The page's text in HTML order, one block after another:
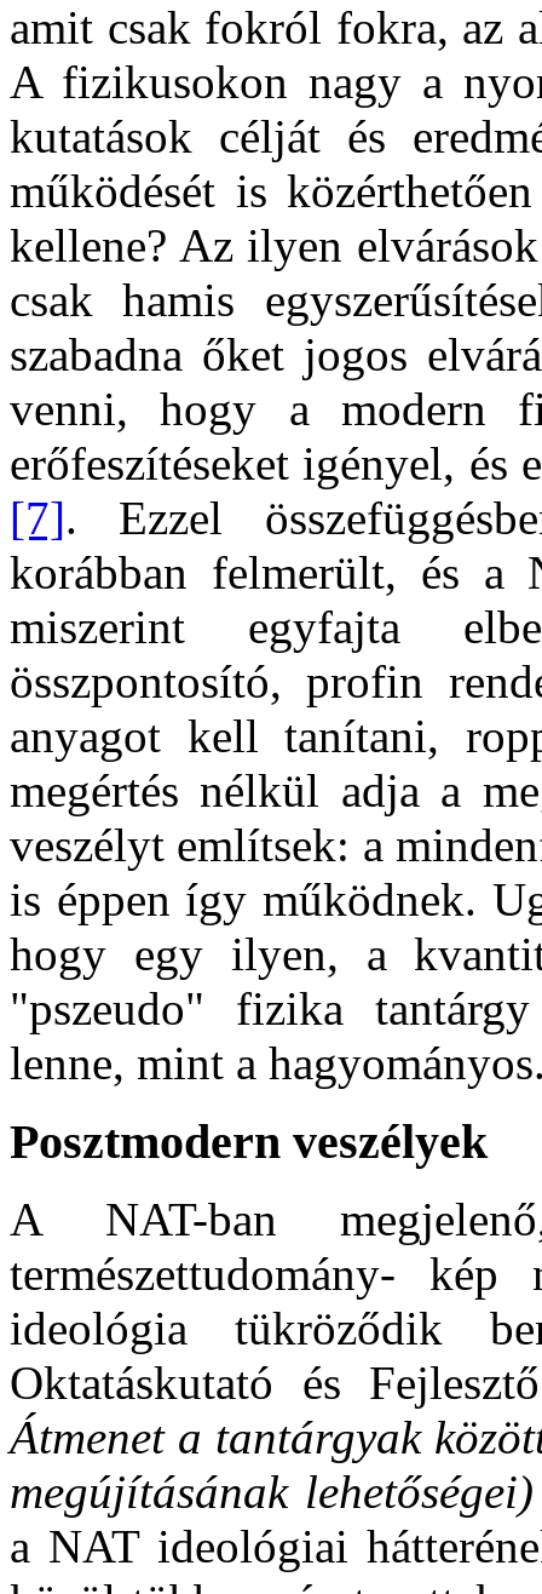
amit csak fokról fokra, az
A fizikusokon nagy a
kutatások célját és
működését is
kellene? Az ilyen
csak hamis
szabadna őket jogos
venni, hogy a modern
erőfeszítéseket igényel, és
[7]. Ezzel
korábban felmerült, és a
miszerint egyfajta
összpontosító, profin
anyagot kell tanítani,
megértés nélkül adja a
veszélyt említsek: a
is éppen így működnek.
hogy egy ilyen, a
"pszeudo" fizika
lenne, mint a
Posztmodern veszélyek
A NAT-ban
természettudomány-
ideológia tükröződik
Oktatáskutató és
Átmenet a tantárgyak
megújításának lehetőségei)
a NAT ideológiai